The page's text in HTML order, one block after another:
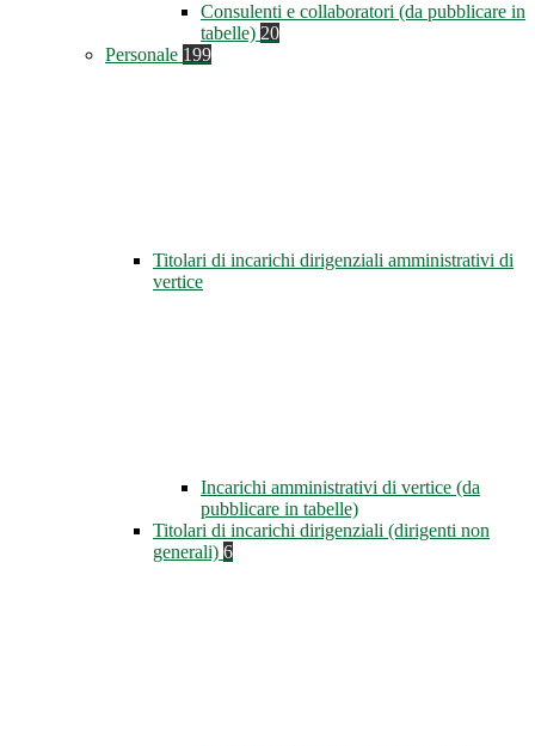
Consulenti e collaboratori (da pubblicare in
tabelle) 20
Personale 199
Titolari di incarichi dirigenziali amministrativi di
vertice
Incarichi amministrativi di vertice (da
pubblicare in tabelle)
Titolari di incarichi dirigenziali (dirigenti non
generali) 6